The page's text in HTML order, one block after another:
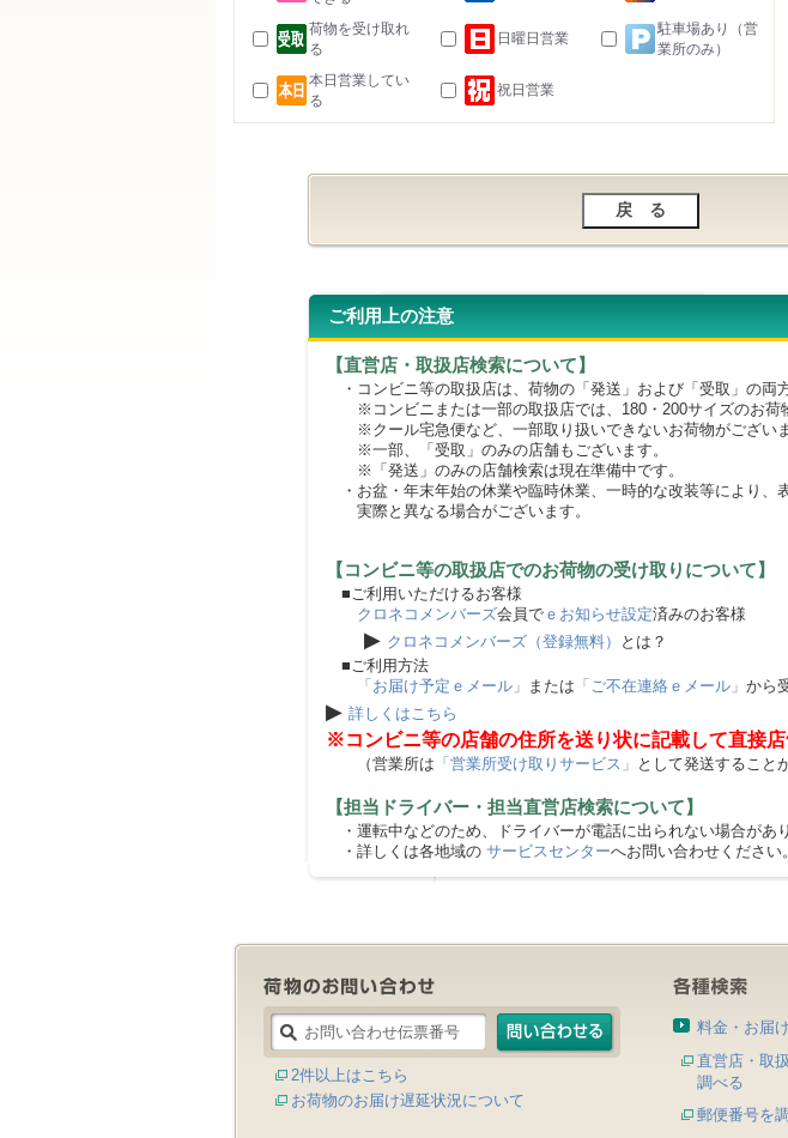
荷物を受け取れ
る
日曜日営業
駐車場あり（営
業所のみ）
本日営業してい
る
祝日営業
ご利用上の注意
【直営店・取扱店検索について】
・コンビニ等の取扱店は、荷物の「発送」および「受取」の両
※コンビニまたは一部の取扱店では、180・200サイズのお荷
※クール宅急便など、一部取り扱いできないお荷物がございま
※一部、「受取」のみの店舗もございます。
※「発送」のみの店舗検索は現在準備中です。
・お盆・年末年始の休業や臨時休業、一時的な改装等により、
実際と異なる場合がございます。
【コンビニ等の取扱店でのお荷物の受け取りについて】
■ご利用いただけるお客様
クロネコメンバーズ会員で ｅお知らせ設定済みのお客様
▶ クロネコメンバーズ（登録無料）
とは？
■ご利用方法
「お届け予定ｅメール」 または 「ご不在連絡ｅメール」 から
▶ 詳しくはこちら
※コンビニ等の店舗の住所を送り状に記載して直接店
（営業所は 「営業所受け取りサービス」 として発送すること
【担当ドライバー・担当直営店検索について】
・運転中などのため、ドライバーが電話に出られない場合があり
・詳しくは各地域の サービスセンターへお問い合わせください。
2件以上はこちら
お荷物のお届け遅延状況について
料金・お届
直営店・取
調べる
郵便番号を